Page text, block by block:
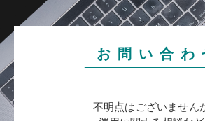
お 問 い 合 わ
不明点はございません